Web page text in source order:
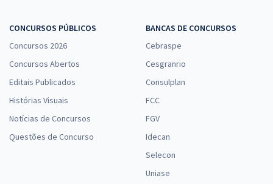
CONCURSOS PÚBLICOS
Concursos 2026
Concursos Abertos
Editais Publicados
Histórias Visuais
Notícias de Concursos
Questões de Concurso
BANCAS DE CONCURSOS
Cebraspe
Cesgranrio
Consulplan
FCC
FGV
Idecan
Selecon
Uniase